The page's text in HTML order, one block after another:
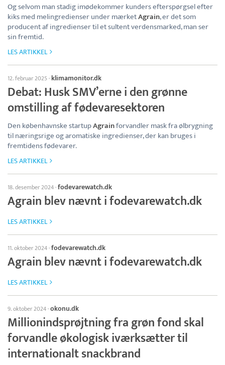
Og selvom man stadig imødekommer kunders efterspørgsel efter
kiks med melingredienser under mærketAgrain, er det som
producent af ingredienser til et sultent verdensmarked, man ser
sin fremtid.
LES ARTIKKEL
12. februar 2025· klimamonitor.dk
Debat: Husk SMV’erne i den grønne
omstilling af fødevaresektoren
Den københavnske startupAgrainforvandler mask fra ølbrygning
til næringsrige og aromatiske ingredienser, der kan bruges i
fremtidens fødevarer.
LES ARTIKKEL
18. desember 2024·fodevarewatch.dk
Agrain blev nævnt i fodevarewatch.dk
LES ARTIKKEL
11. oktober 2024·fodevarewatch.dk
Agrain blev nævnt i fodevarewatch.dk
LES ARTIKKEL
9. oktober 2024·okonu.dk
Millionindsprøjtning fra grøn fond skal
forvandle økologisk iværksætter til
internationalt snackbrand